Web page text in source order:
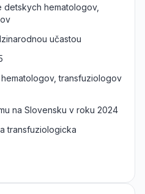
detskych hematologov,
učastou
transfuziologov
na Slovensku v roku 2024
transfuziologicka